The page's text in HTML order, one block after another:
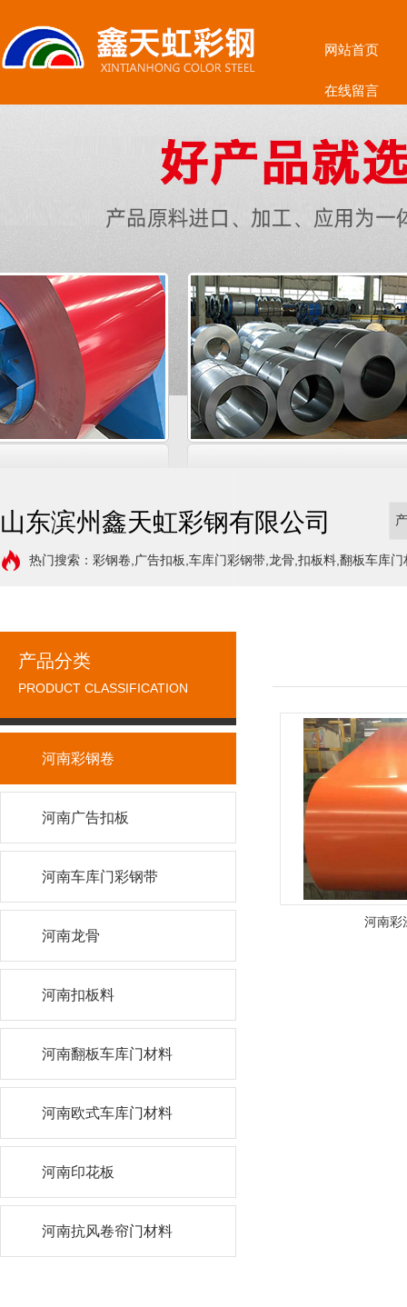
网站首页
在线留言
山东滨州鑫天虹彩钢有限公司
热门搜索：彩钢卷,广告扣板,车库门彩钢带,龙骨,扣板料,翻板车库
河南彩
产品分类
PRODUCT CLASSIFICATION
河南彩钢卷
河南广告扣板
河南车库门彩钢带
河南龙骨
河南扣板料
河南翻板车库门材料
河南欧式车库门材料
河南印花板
河南抗风卷帘门材料